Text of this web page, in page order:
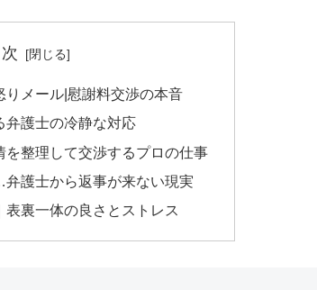
メール|慰謝料交渉の本音
弁護士の冷静な対応
整理して交渉するプロの仕事
護士から返事が来ない現実
裏一体の良さとストレス